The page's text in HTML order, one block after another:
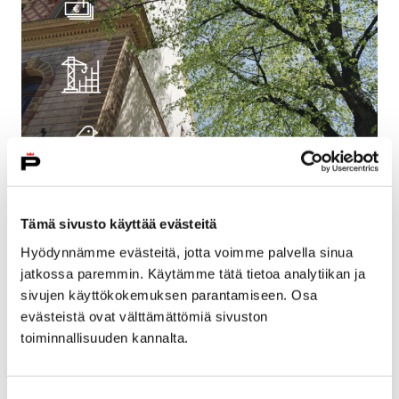
Tämä sivusto käyttää evästeitä
Hyödynnämme evästeitä, jotta voimme palvella sinua
jatkossa paremmin. Käytämme tätä tietoa analytiikan ja
sivujen käyttökokemuksen parantamiseen. Osa
evästeistä ovat välttämättömiä sivuston
toiminnallisuuden kannalta.
14.8.2023